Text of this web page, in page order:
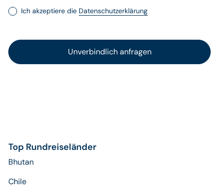
Ich akzeptiere die Datenschutzerklärung
Top Rundreiseländer
Bhutan
Chile